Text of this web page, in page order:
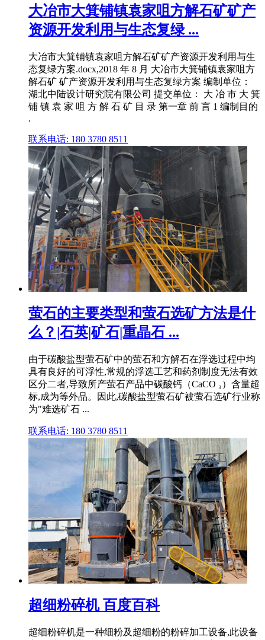
大冶市大箕铺镇袁家咀方解石矿矿产
资源开发利用与生态复绿 ...
大冶市大箕铺镇袁家咀方解石矿矿产资源开发利用与生
态复绿方案.docx,2018 年 8 月 大冶市大箕铺镇袁家咀方
解石矿 矿产资源开发利用与生态复绿方案 编制单位：
湖北中陆设计研究院有限公司 提交单位： 大 冶 市 大 箕
铺 镇 袁 家 咀 方 解 石 矿 目 录 第一章 前 言 1 编制目的
.
联系电话: 180 3780 8511
萤石的主要类型和萤石选矿方法是什
么？|石英|矿石|重晶石 ...
由于碳酸盐型萤石矿中的萤石和方解石在浮选过程中均
具有良好的可浮性,常规的浮选工艺和药剂制度无法有效
区分二者,导致所产萤石产品中碳酸钙（CaCO ₃）含量超
标,成为等外品。因此,碳酸盐型萤石矿被萤石选矿行业称
为"难选矿石 ...
联系电话: 180 3780 8511
超细粉碎机 百度百科
超细粉碎机是一种细粉及超细粉的粉碎加工设备,此设备